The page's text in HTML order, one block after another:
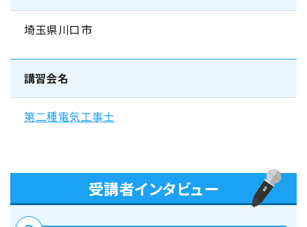
埼玉県川口市
講習会名
第二種電気工事士
受講者インタビュー